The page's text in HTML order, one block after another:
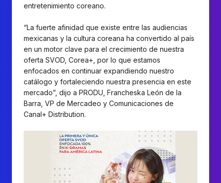
entretenimiento coreano.
“La fuerte afinidad que existe entre las audiencias
mexicanas y la cultura coreana ha convertido al país
en un motor clave para el crecimiento de nuestra
oferta SVOD, Corea+, por lo que estamos
enfocados en continuar expandiendo nuestro
catálogo y fortaleciendo nuestra presencia en este
mercado”, dijo a PRODU, Francheska León de la
Barra, VP de Mercadeo y Comunicaciones de
Canal+ Distribution.